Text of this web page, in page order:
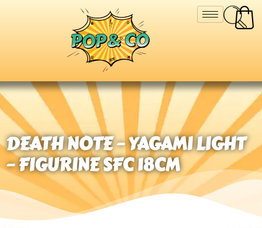
DEATH NOTE – YAGAMI LIGHT
– FIGURINE SFC 18CM